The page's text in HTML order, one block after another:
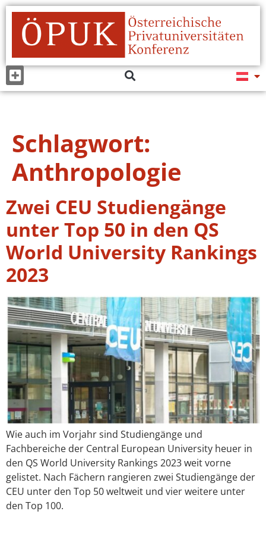
Schlagwort:
Anthropologie
Zwei CEU Studiengänge
unter Top 50 in den QS
World University Rankings
2023
Wie auch im Vorjahr sind Studiengänge und
Fachbereiche der Central European University heuer in
den QS World University Rankings 2023 weit vorne
gelistet. Nach Fächern rangieren zwei Studiengänge der
CEU unter den Top 50 weltweit und vier weitere unter
den Top 100.